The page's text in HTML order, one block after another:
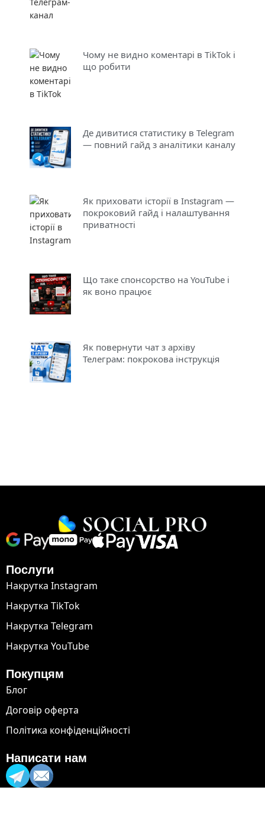
Чому не видно коментарі в TikTok і
що робити
Де дивитися статистику в Telegram
— повний гайд з аналітики каналу
Як приховати історії в Instagram —
покроковий гайд і налаштування
приватності
Що таке спонсорство на YouTube і
як воно працює
Як повернути чат з архіву
Телеграм: покрокова інструкція
Послуги
Накрутка Instagram
Накрутка TikTok
Накрутка Telegram
Накрутка YouTube
Покупцям
Блог
Договір оферта
Політика конфіденційності
Написати нам